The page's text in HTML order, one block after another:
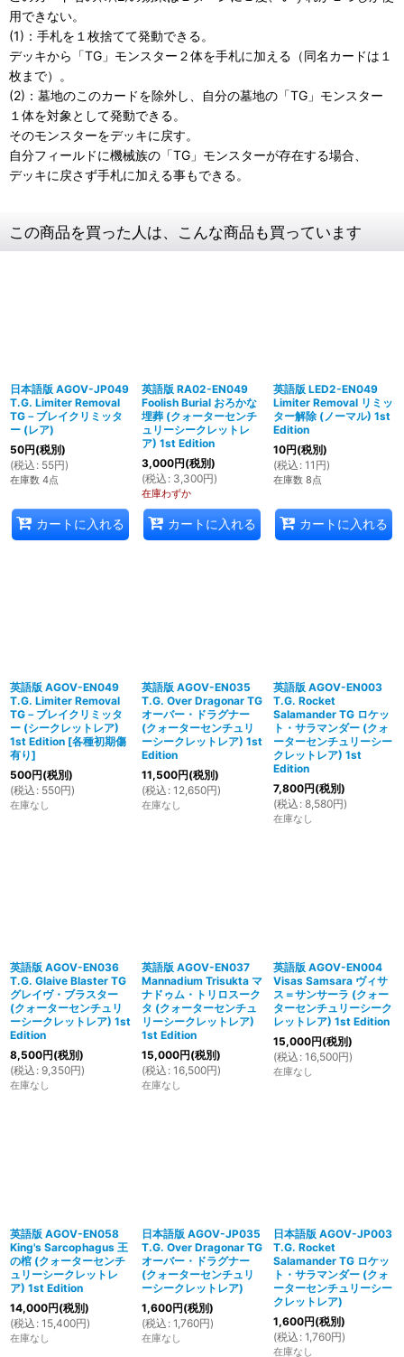
用できない。
(1)：手札を１枚捨てて発動できる。
デッキから「TG」モンスター２体を手札に加える（同名カードは１
枚まで）。
(2)：墓地のこのカードを除外し、自分の墓地の「TG」モンスター
１体を対象として発動できる。
そのモンスターをデッキに戻す。
自分フィールドに機械族の「TG」モンスターが存在する場合、
デッキに戻さず手札に加える事もできる。
この商品を買った人は、こんな商品も買っています
日本語版 AGOV-JP049
T.G. Limiter Removal
TG－ブレイクリミッタ
ー (レア)
50円(税別)
(税込 : 55円)
在庫数 4点
カートに入れる
英語版 RA02-EN049
Foolish Burial おろかな
埋葬 (クォーターセンチ
ュリーシークレットレ
ア) 1st Edition
3,000円(税別)
(税込 : 3,300円)
在庫わずか
カートに入れる
英語版 LED2-EN049
Limiter Removal リミッ
ター解除 (ノーマル) 1st
Edition
10円(税別)
(税込 : 11 円)
在庫数 8点
カートに入れる
英語版 AGOV-EN049
T.G. Limiter Removal
TG－ブレイクリミッタ
ー (シークレットレア)
1st Edition [各種初期傷
有り]
500円(税別)
(税込 : 550円)
在庫なし
英語版 AGOV-EN035
T.G. Over Dragonar TG
オーバー・ドラグナー
(クォーターセンチュリ
ーシークレットレア) 1st
Edition
11,500円(税別)
(税込 : 12,650円)
在庫なし
英語版 AGOV-EN003
T.G. Rocket
Salamander TG ロケッ
ト・サラマンダー (クォ
ーターセンチュリーシー
クレットレア) 1st
Edition
7,800円(税別)
(税込 : 8,580円)
在庫なし
英語版 AGOV-EN036
T.G. Glaive Blaster TG
グレイヴ・ブラスター
(クォーターセンチュリ
ーシークレットレア) 1st
Edition
8,500円(税別)
(税込 : 9,350円)
在庫なし
英語版 AGOV-EN037
Mannadium Trisukta マ
ナドゥム・トリロスーク
タ (クォーターセンチュ
リーシークレットレア)
1st Edition
15,000円(税別)
(税込 : 16,500円)
在庫なし
英語版 AGOV-EN004
Visas Samsara ヴィサ
ス＝サンサーラ (クォー
ターセンチュリーシーク
レットレア) 1st Edition
15,000円(税別)
(税込 : 16,500円)
在庫なし
英語版 AGOV-EN058
King's Sarcophagus 王
の棺 (クォーターセンチ
ュリーシークレットレ
ア) 1st Edition
14,000円(税別)
(税込 : 15,400円)
在庫なし
日本語版 AGOV-JP035
T.G. Over Dragonar TG
オーバー・ドラグナー
(クォーターセンチュリ
ーシークレットレア)
1,600円(税別)
(税込 : 1,760円)
在庫なし
日本語版 AGOV-JP003
T.G. Rocket
Salamander TG ロケッ
ト・サラマンダー (クォ
ーターセンチュリーシー
クレットレア)
1,600円(税別)
(税込 : 1,760円)
在庫なし